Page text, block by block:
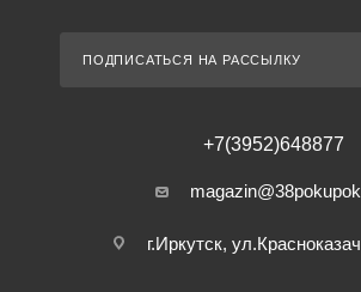
ПОДПИСАТЬСЯ НА РАССЫЛКУ
+7(3952)648877
г.Иркутск,